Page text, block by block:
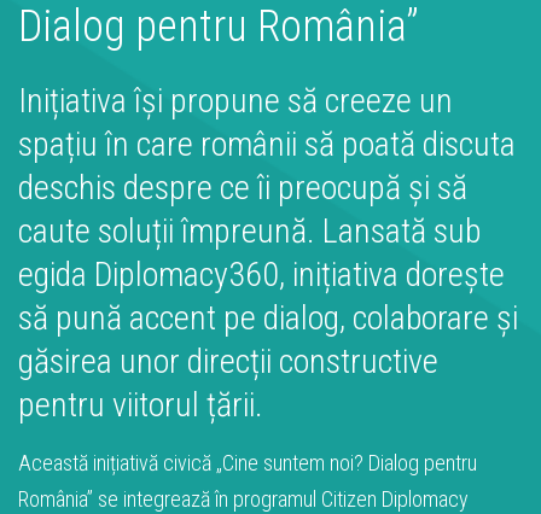
Dialog pentru România”
Inițiativa își propune să creeze un
spațiu în care românii să poată discuta
deschis despre ce îi preocupă și să
caute soluții împreună. Lansată sub
egida Diplomacy360, inițiativa dorește
să pună accent pe dialog, colaborare și
găsirea unor direcții constructive
pentru viitorul țării.
Această inițiativă civică „Cine suntem noi? Dialog pentru
România” se integrează în programul Citizen Diplomacy